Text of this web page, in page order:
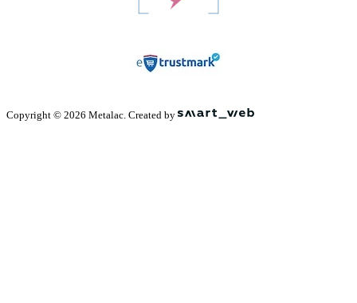
Copyright © 2026 Metalac. Created by